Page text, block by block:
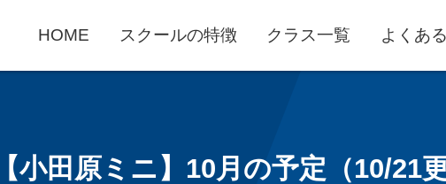
HOME スクールの特徴 クラス一覧 よくあ
【小田原ミニ】10月の予定（10/21